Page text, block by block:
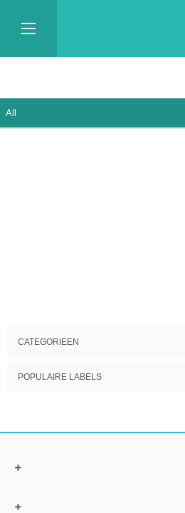
CATEGORIEEN
POPULAIRE LABELS